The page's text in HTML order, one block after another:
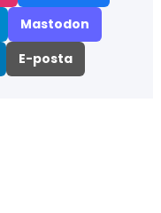
Mastodon
E-posta